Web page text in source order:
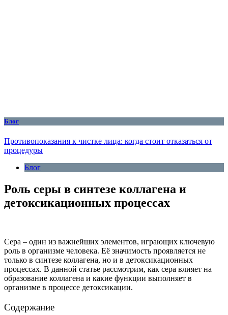
Блог
Противопоказания к чистке лица: когда стоит отказаться от
процедуры
Блог
Роль серы в синтезе коллагена и
детоксикационных процессах
Сера – один из важнейших элементов, играющих ключевую
роль в организме человека. Её значимость проявляется не
только в синтезе коллагена, но и в детоксикационных
процессах. В данной статье рассмотрим, как сера влияет на
образование коллагена и какие функции выполняет в
организме в процессе детоксикации.
Содержание